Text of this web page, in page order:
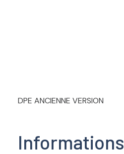
DPE ANCIENNE VERSION
Informations